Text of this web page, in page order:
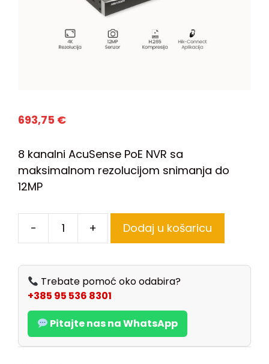
693,75 €
8 kanalni AcuSense PoE NVR sa
maksimalnom rezolucijom snimanja do
12MP
- + Dodaj u košaricu
Trebate pomoć oko odabira?
+385 95 536 8301
Pitajte nas na WhatsApp